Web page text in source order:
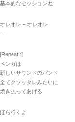
基本的なセッションね
オレオレ – オレオレ
[Repeat :]
ベンガは
新しいサウンドのバンド
全てクソッタレみたいに
焼き払ってあげる
ほら行くよ